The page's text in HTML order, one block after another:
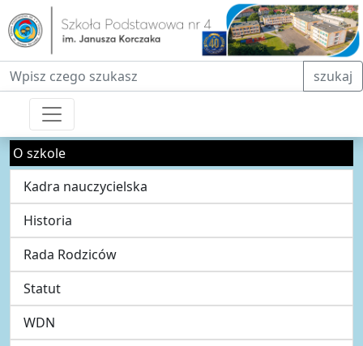
Fraza do wyszukiwania szukaj
O szkole
Kadra nauczycielska
Historia
Rada Rodziców
Statut
WDN